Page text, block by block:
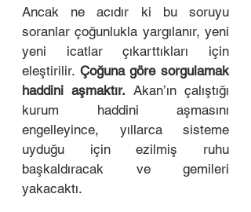
Ancak ne acıdır ki bu soruyu
soranlar çoğunlukla yargılanır, yeni
yeni icatlar çıkarttıkları için
eleştirilir. Çoğuna göre sorgulamak
haddini aşmaktır. Akan’ın çalıştığı
kurum haddini aşmasını
engelleyince, yıllarca sisteme
uyduğu için ezilmiş ruhu
başkaldıracak ve gemileri
yakacaktı.